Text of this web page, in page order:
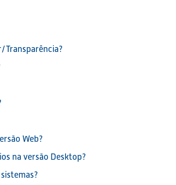
Transparência?
Web?
na versão Desktop?